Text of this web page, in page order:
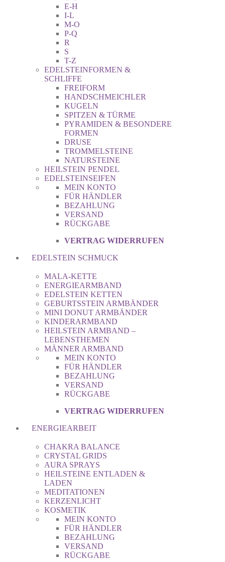
E-H
I-L
M-O
P-Q
R
S
T-Z
EDELSTEINFORMEN &
SCHLIFFE
FREIFORM
HANDSCHMEICHLER
KUGELN
SPITZEN & TÜRME
PYRAMIDEN & BESONDERE
FORMEN
DRUSE
TROMMELSTEINE
NATURSTEINE
HEILSTEIN PENDEL
EDELSTEINSEIFEN
MEIN KONTO
FÜR HÄNDLER
BEZAHLUNG
VERSAND
RÜCKGABE
VERTRAG WIDERRUFEN
EDELSTEIN SCHMUCK
MALA-KETTE
ENERGIEARMBAND
EDELSTEIN KETTEN
GEBURTSSTEIN ARMBÄNDER
MINI DONUT ARMBÄNDER
KINDERARMBAND
HEILSTEIN ARMBAND –
LEBENSTHEMEN
MÄNNER ARMBAND
MEIN KONTO
FÜR HÄNDLER
BEZAHLUNG
VERSAND
RÜCKGABE
VERTRAG WIDERRUFEN
ENERGIEARBEIT
CHAKRA BALANCE
CRYSTAL GRIDS
AURA SPRAYS
HEILSTEINE ENTLADEN &
LADEN
MEDITATIONEN
KERZENLICHT
KOSMETIK
MEIN KONTO
FÜR HÄNDLER
BEZAHLUNG
VERSAND
RÜCKGABE